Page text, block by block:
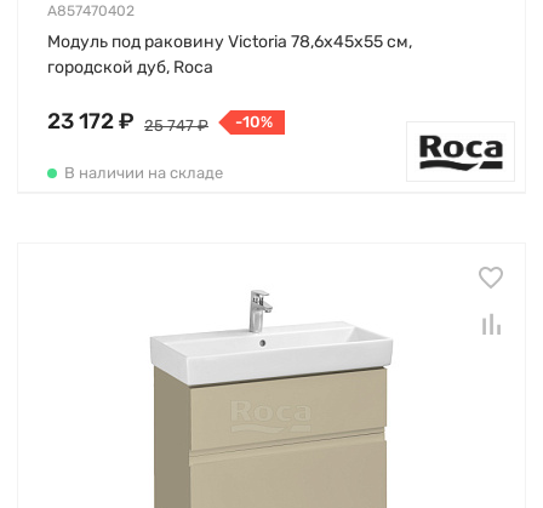
A857470402
Модуль под раковину Victoria 78,6х45х55 см,
городской дуб, Roca
23 172 ₽ 25 747 ₽ -10%
В наличии на складе